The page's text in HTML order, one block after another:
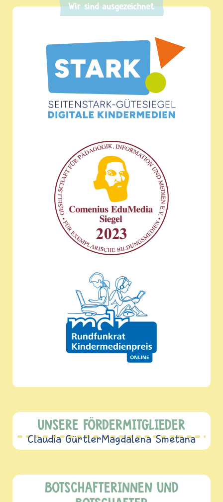
Wir sind ausgezeichnet
UNSERE FÖRDERMITGLIEDER
Claudia GürtlerMagdalena Smetana
BOTSCHAFTERINNEN UND